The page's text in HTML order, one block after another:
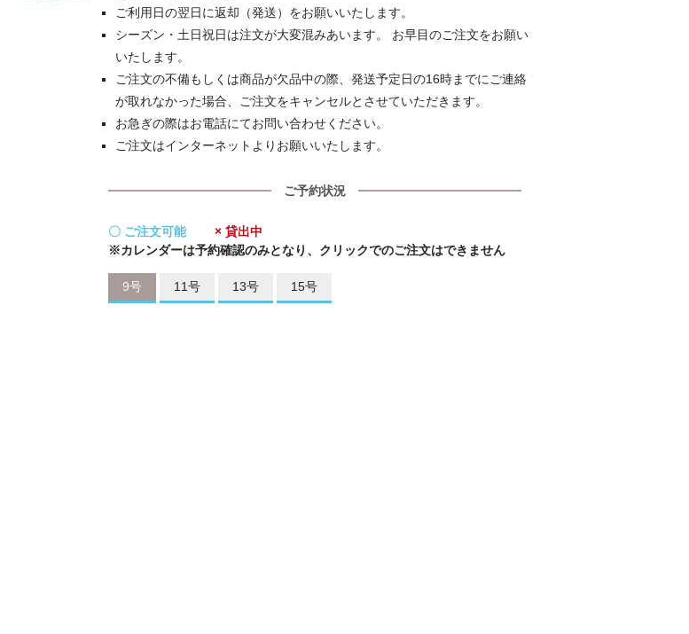
ご利用日の翌日に返却（発送）をお願いいたします。
シーズン・土日祝日は注文が大変混みあいます。 お早目のご注文をお願い
いたします。
ご注文の不備もしくは商品が欠品中の際、発送予定日の16時までにご連絡
が取れなかった場合、ご注文をキャンセルとさせていただきます。
お急ぎの際はお電話にてお問い合わせください。
ご注文はインターネットよりお願いいたします。
ご予約状況
〇 ご注文可能
× 貸出中
※カレンダーは予約確認のみとなり、クリックでのご注文はできません
9号 11号 13号 15号